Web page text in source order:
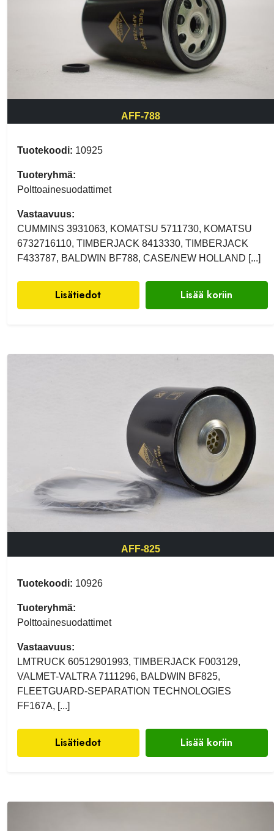
AFF-788
Tuotekoodi: 10925
Tuoteryhmä:
Polttoainesuodattimet
Vastaavuus:
CUMMINS 3931063, KOMATSU 5711730, KOMATSU
6732716110, TIMBERJACK 8413330, TIMBERJACK
F433787, BALDWIN BF788, CASE/NEW HOLLAND [...]
Lisätiedot Lisää koriin
AFF-825
Tuotekoodi: 10926
Tuoteryhmä:
Polttoainesuodattimet
Vastaavuus:
LMTRUCK 60512901993, TIMBERJACK F003129,
VALMET-VALTRA 7111296, BALDWIN BF825,
FLEETGUARD-SEPARATION TECHNOLOGIES
FF167A, [...]
Lisätiedot Lisää koriin